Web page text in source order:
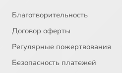
Благотворительность
Договор оферты
Регулярные пожертвования
Безопасность платежей